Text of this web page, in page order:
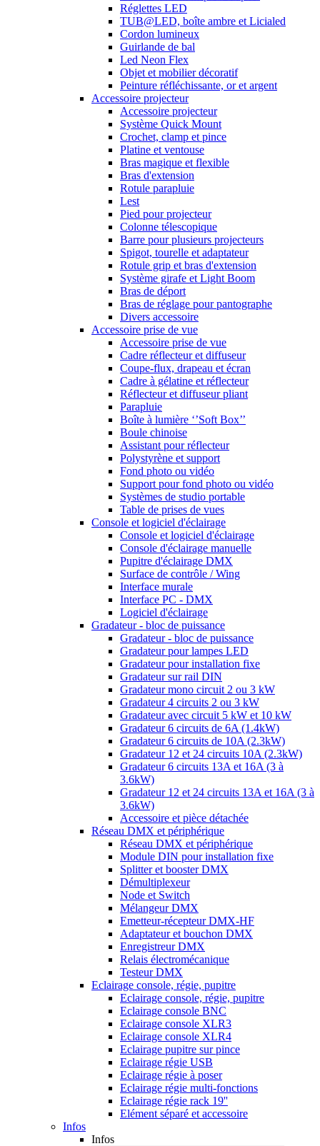
Réglettes LED
TUB@LED, boîte ambre et Licialed
Cordon lumineux
Guirlande de bal
Led Neon Flex
Objet et mobilier décoratif
Peinture réfléchissante, or et argent
Accessoire projecteur
Accessoire projecteur
Système Quick Mount
Crochet, clamp et pince
Platine et ventouse
Bras magique et flexible
Bras d'extension
Rotule parapluie
Lest
Pied pour projecteur
Colonne télescopique
Barre pour plusieurs projecteurs
Spigot, tourelle et adaptateur
Rotule grip et bras d'extension
Système girafe et Light Boom
Bras de déport
Bras de réglage pour pantographe
Divers accessoire
Accessoire prise de vue
Accessoire prise de vue
Cadre réflecteur et diffuseur
Coupe-flux, drapeau et écran
Cadre à gélatine et réflecteur
Réflecteur et diffuseur pliant
Parapluie
Boîte à lumière ‘’Soft Box’’
Boule chinoise
Assistant pour réflecteur
Polystyrène et support
Fond photo ou vidéo
Support pour fond photo ou vidéo
Systèmes de studio portable
Table de prises de vues
Console et logiciel d'éclairage
Console et logiciel d'éclairage
Console d'éclairage manuelle
Pupitre d'éclairage DMX
Surface de contrôle / Wing
Interface murale
Interface PC - DMX
Logiciel d'éclairage
Gradateur - bloc de puissance
Gradateur - bloc de puissance
Gradateur pour lampes LED
Gradateur pour installation fixe
Gradateur sur rail DIN
Gradateur mono circuit 2 ou 3 kW
Gradateur 4 circuits 2 ou 3 kW
Gradateur avec circuit 5 kW et 10 kW
Gradateur 6 circuits de 6A (1.4kW)
Gradateur 6 circuits de 10A (2.3kW)
Gradateur 12 et 24 circuits 10A (2.3kW)
Gradateur 6 circuits 13A et 16A (3 à
3.6kW)
Gradateur 12 et 24 circuits 13A et 16A (3 à
3.6kW)
Accessoire et pièce détachée
Réseau DMX et périphérique
Réseau DMX et périphérique
Module DIN pour installation fixe
Splitter et booster DMX
Démultiplexeur
Node et Switch
Mélangeur DMX
Emetteur-récepteur DMX-HF
Adaptateur et bouchon DMX
Enregistreur DMX
Relais électromécanique
Testeur DMX
Eclairage console, régie, pupitre
Eclairage console, régie, pupitre
Eclairage console BNC
Eclairage console XLR3
Eclairage console XLR4
Eclairage pupitre sur pince
Eclairage régie USB
Eclairage régie à poser
Eclairage régie multi-fonctions
Eclairage régie rack 19''
Elément séparé et accessoire
Infos
Infos